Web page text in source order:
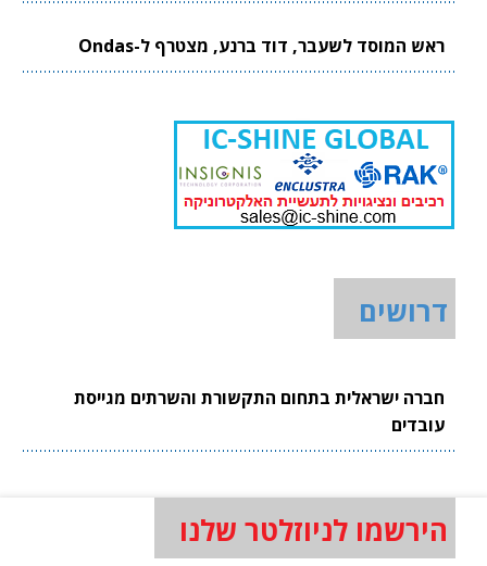
ראש המוסד לשעבר, דוד ברנע, מצטרף ל-Ondas
דרושים
חברה ישראלית בתחום התקשורת והשרתים מגייסת
עובדים
הירשמו לניוזלטר שלנו